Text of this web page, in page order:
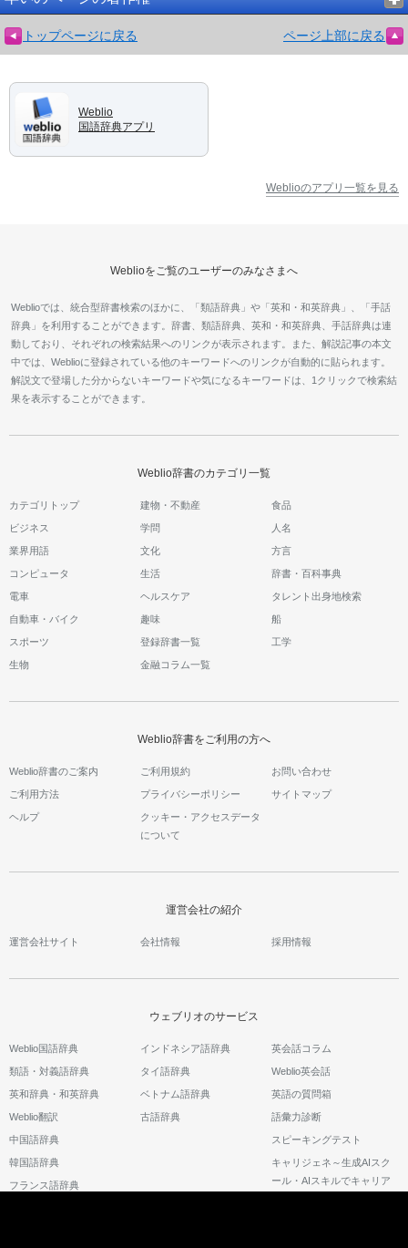
トップページに戻る ページ上部に戻る
Weblio
国語辞典アプリ
Weblioのアプリ一覧を見る
Weblioをご覧のユーザーのみなさまへ
Weblioでは、統合型辞書検索のほかに、「類語辞典」や「英和・和英辞典」、「手話
辞典」を利用することができます。辞書、類語辞典、英和・和英辞典、手話辞典は連
動しており、それぞれの検索結果へのリンクが表示されます。また、解説記事の本文
中では、Weblioに登録されている他のキーワードへのリンクが自動的に貼られます。
解説文で登場した分からないキーワードや気になるキーワードは、1クリックで検索結
果を表示することができます。
Weblio辞書のカテゴリ一覧
カテゴリトップ 建物・不動産 食品
ビジネス 学問 人名
業界用語 文化 方言
コンピュータ 生活 辞書・百科事典
電車 ヘルスケア タレント出身地検索
自動車・バイク 趣味 船
スポーツ 登録辞書一覧 工学
生物 金融コラム一覧
Weblio辞書をご利用の方へ
Weblio辞書のご案内 ご利用規約 お問い合わせ
ご利用方法 プライバシーポリシー サイトマップ
ヘルプ
クッキー・アクセスデータ
について
運営会社の紹介
運営会社サイト 会社情報 採用情報
ウェブリオのサービス
Weblio国語辞典
類語・対義語辞典
英和辞典・和英辞典
Weblio翻訳
中国語辞典
韓国語辞典
フランス語辞典
インドネシア語辞典
タイ語辞典
ベトナム語辞典
古語辞典
英会話コラム
Weblio英会話
英語の質問箱
語彙力診断
スピーキングテスト
キャリジェネ～生成AIスク
ール・AIスキルでキャリア